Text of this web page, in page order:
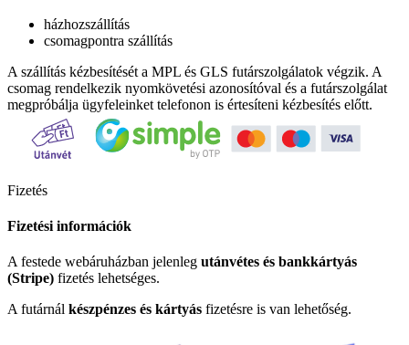
házhozszállítás
csomagpontra szállítás
A szállítás kézbesítését a MPL és GLS futárszolgálatok végzik. A
csomag rendelkezik nyomkövetési azonosítóval és a futárszolgálat
megpróbálja ügyfeleinket telefonon is értesíteni kézbesítés előtt.
Fizetés
Fizetési információk
A festede webáruházban jelenleg utánvétes és bankkártyás
(Stripe) fizetés lehetséges.
A futárnál készpénzes és kártyás fizetésre is van lehetőség.